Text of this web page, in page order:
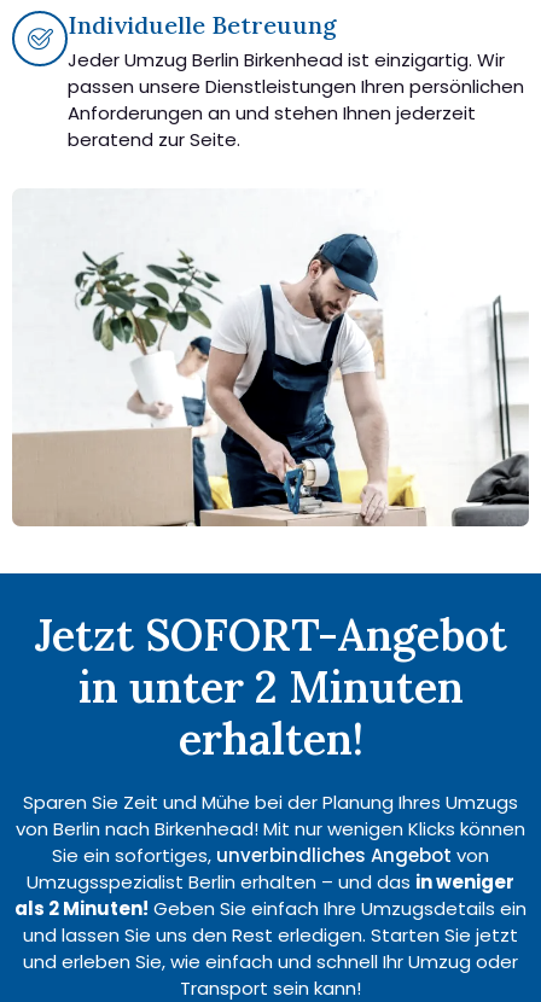
Individuelle Betreuung
Jeder Umzug Berlin Birkenhead ist einzigartig. Wir
passen unsere Dienstleistungen Ihren persönlichen
Anforderungen an und stehen Ihnen jederzeit
beratend zur Seite.
Jetzt SOFORT-Angebot
in unter 2 Minuten
erhalten!
Sparen Sie Zeit und Mühe bei der Planung Ihres Umzugs
von Berlin nach Birkenhead! Mit nur wenigen Klicks können
Sie ein sofortiges, unverbindliches Angebot von
Umzugsspezialist Berlin erhalten – und das in weniger
als 2 Minuten! Geben Sie einfach Ihre Umzugsdetails ein
und lassen Sie uns den Rest erledigen. Starten Sie jetzt
und erleben Sie, wie einfach und schnell Ihr Umzug oder
Transport sein kann!